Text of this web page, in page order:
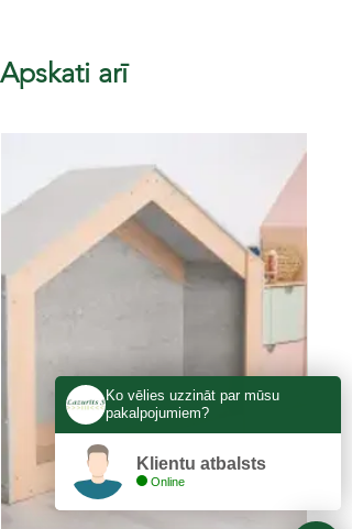
Apskati arī
Ko vēlies uzzināt par mūsu
pakalpojumiem?
Klientu atbalsts
Online